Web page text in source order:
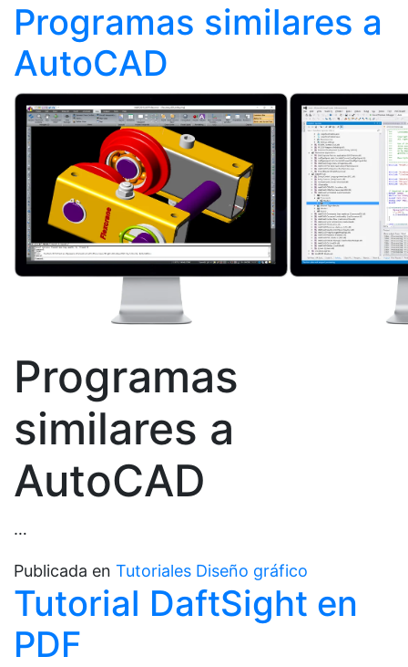
Programas similares a
AutoCAD
Programas
similares a
AutoCAD
…
Publicada en Tutoriales Diseño gráfico
Tutorial DaftSight en
PDF